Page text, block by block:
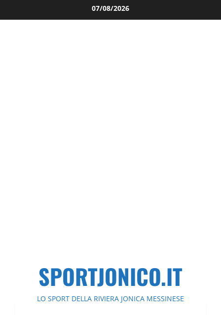
al
07/08/2026
SPORTJONICO.IT
LO SPORT DELLA RIVIERA JONICA MESSINESE